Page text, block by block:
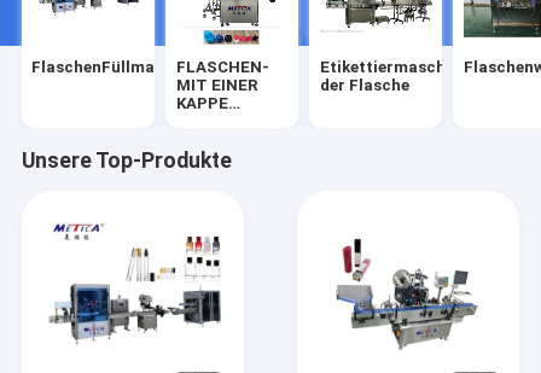
FlaschenFüllmaschineFLASCHEN-
MIT EINER
KAPPE
Etikettiermaschine
der Flasche
Unsere Top-Produkte